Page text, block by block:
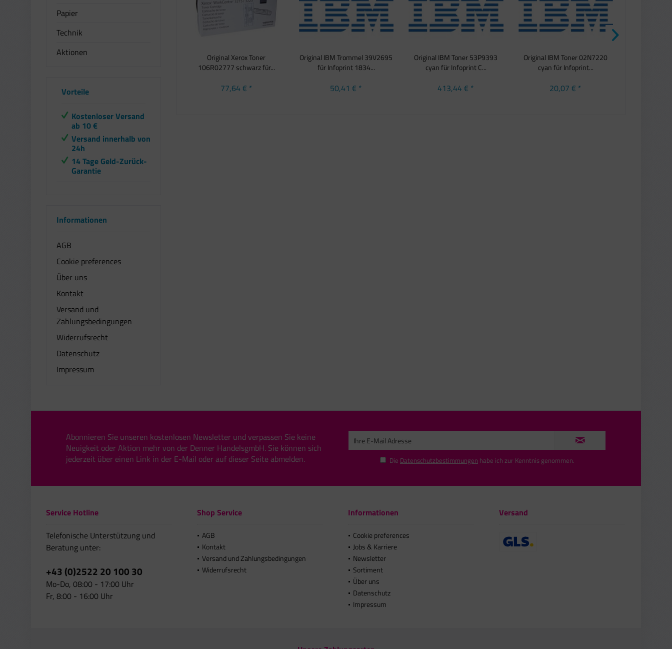
Papier
Technik
Aktionen
Vorteile
Kostenloser Versand
ab 10 €
Versand innerhalb von
24h
14 Tage Geld-Zurück-
Garantie
Informationen
AGB
Cookie preferences
Über uns
Kontakt
Versand und
Zahlungsbedingungen
Widerrufsrecht
Datenschutz
Impressum
Original Xerox Toner
106R02777 schwarz für...
77,64 € *
Original IBM Trommel 39V2695
für Infoprint 1834...
50,41 € *
Original IBM Toner 53P9393
cyan für Infoprint C...
413,44 € *
Original IBM Toner 02N7220
cyan für Infoprint...
20,07 € *
Abonnieren Sie unseren kostenlosen Newsletter und verpassen Sie keine
Neuigkeit oder Aktion mehr von der Denner HandelsgmbH. Sie können sich
jederzeit über einen Link in der E-Mail oder auf dieser Seite abmelden.
Die Datenschutzbestimmungen habe ich zur Kenntnis genommen.
Service Hotline
Telefonische Unterstützung und
Beratung unter:
+43 (0)2522 20 100 30
Mo-Do, 08:00 - 17:00 Uhr
Fr, 8:00 - 16:00 Uhr
Shop Service
AGB
Kontakt
Versand und Zahlungsbedingungen
Widerrufsrecht
Informationen
Cookie preferences
Jobs & Karriere
Newsletter
Sortiment
Über uns
Datenschutz
Impressum
Versand